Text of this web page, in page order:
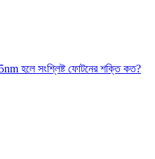
হলে সংশ্লিষ্ট ফোটনের শক্তি কত?